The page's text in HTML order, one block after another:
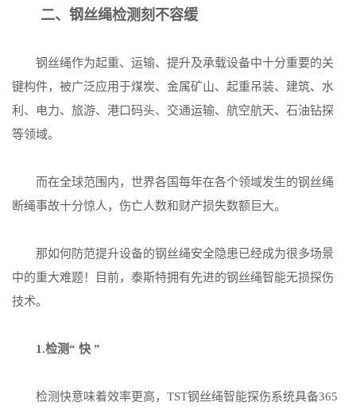
二、钢丝绳检测刻不容缓
钢丝绳作为起重、运输、提升及承载设备中十分重要的关
键构件，被广泛应用于煤炭、金属矿山、起重吊装、建筑、水
利、电力、旅游、港口码头、交通运输、航空航天、石油钻探
等领域。
而在全球范围内，世界各国每年在各个领域发生的钢丝绳
断绳事故十分惊人，伤亡人数和财产损失数额巨大。
那如何防范提升设备的钢丝绳安全隐患已经成为很多场景
中的重大难题！目前，泰斯特拥有先进的钢丝绳智能无损探伤
技术。
1.检测“ 快 ”
检测快意味着效率更高，TST钢丝绳智能探伤系统具备365